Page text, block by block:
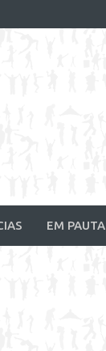
EM PAUTA